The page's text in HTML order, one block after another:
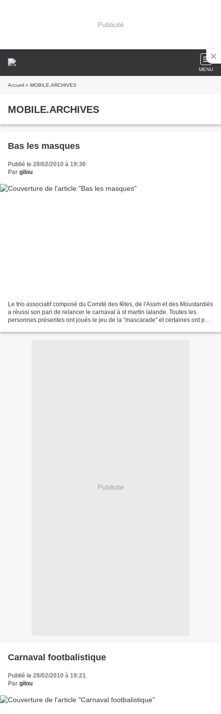
Publicité
MENU
Accueil » MOBILE.ARCHIVES
MOBILE.ARCHIVES
Bas les masques
Publié le 28/02/2010 à 19:36
Par gilou
Le trio associatif composé du Comité des fêtes, de l'Assm et des Moustardiès
a réussi son pari de relancer le carnaval à st martin lalande. Toutes les
personnes présentes ont joués le jeu de la "mascarade" et certaines ont pû
Publicité
Carnaval footbalistique
Publié le 28/02/2010 à 19:21
Par gilou